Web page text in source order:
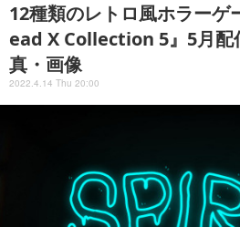
12種類のレトロ風ホラー
ead X Collection 5』5月配
真・画像
2022.4.14 Thu 20:00